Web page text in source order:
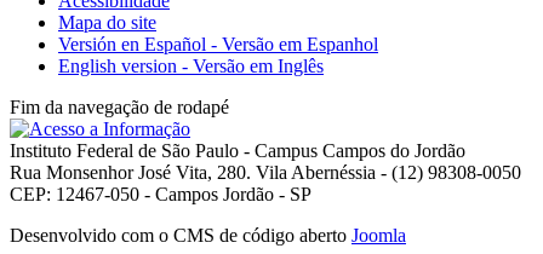
Mapa do site
Versión en Español - Versão em Espanhol
English version - Versão em Inglês
Fim da navegação de rodapé
Instituto Federal de São Paulo - Campus Campos do Jordão
Rua Monsenhor José Vita, 280. Vila Abernéssia - (12) 98308-0050
CEP: 12467-050 - Campos Jordão - SP
Desenvolvido com o CMS de código aberto Joomla